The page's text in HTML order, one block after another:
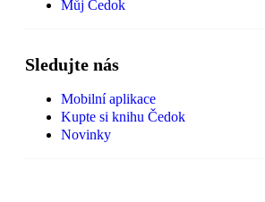
Můj Čedok
Sledujte nás
Mobilní aplikace
Kupte si knihu Čedok
Novinky